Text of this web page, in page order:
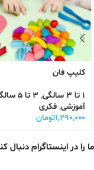
کلیپ فان
1 تا 3 سالگی , 3 تا 5 سالگی
آموزشی, فکری
۱,۲۹۰,۰۰۰تومان
ما را در اینستاگرام دنبال